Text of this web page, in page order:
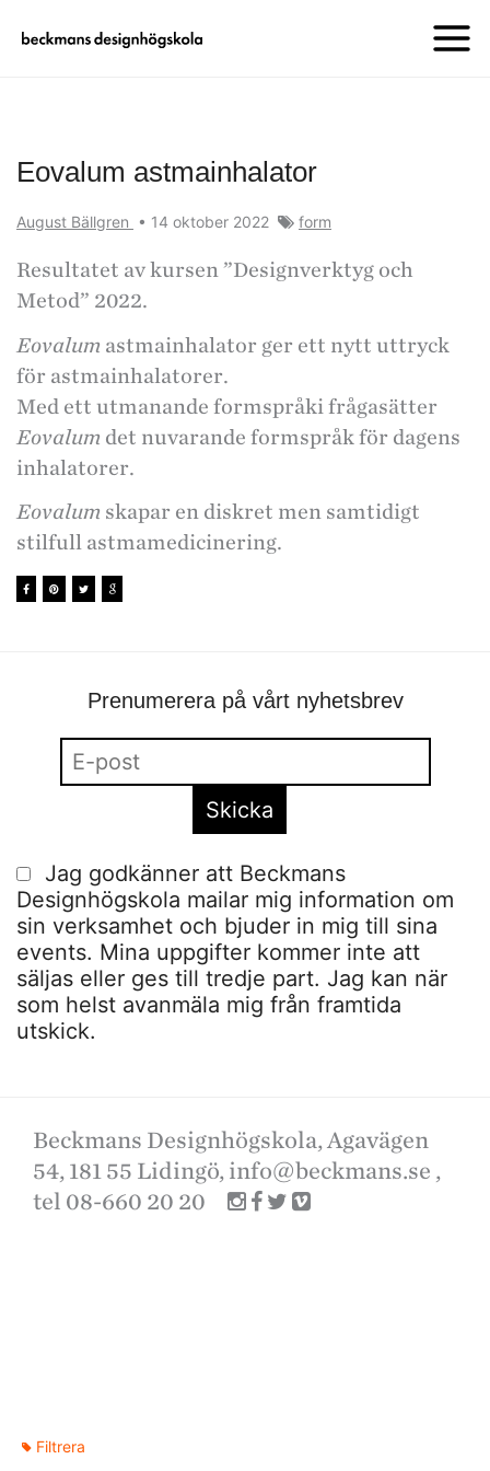
Eovalum astmainhalator
August Bällgren • 14 oktober 2022 form
Resultatet av kursen ”Designverktyg och
Metod” 2022.
Eovalum astmainhalator ger ett nytt uttryck
för astmainhalatorer.
Med ett utmanande formspråki frågasätter
Eovalum det nuvarande formspråk för dagens
inhalatorer.
Eovalum skapar en diskret men samtidigt
stilfull astmamedicinering.
Prenumerera på vårt nyhetsbrev
Jag godkänner att Beckmans
Designhögskola mailar mig information om
sin verksamhet och bjuder in mig till sina
events. Mina uppgifter kommer inte att
säljas eller ges till tredje part. Jag kan när
som helst avanmäla mig från framtida
utskick.
Beckmans Designhögskola, Agavägen
54, 181 55 Lidingö, info@beckmans.se ,
tel 08-660 20 20
Filtrera